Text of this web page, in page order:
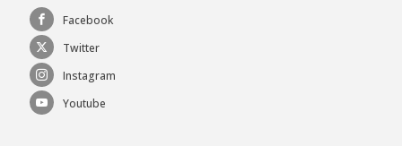
Facebook
Twitter
Instagram
Youtube